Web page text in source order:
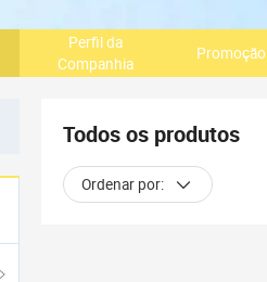
Perfil da
Companhia
Promoção
Todos os produtos
Ordenar por: